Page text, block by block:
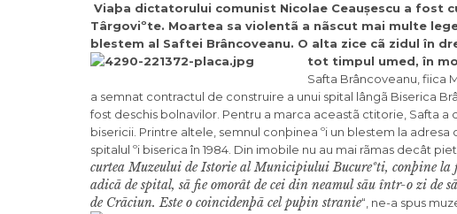
Viaþa dictatorului comunist Nicolae Ceaușescu a fost
Târgoviºte. Moartea sa violentã a nãscut mai multe
blestem al Saftei Brâncoveanu. O alta zice cã zidul în
tot timpul umed, în
Safta Brâncoveanu, fiica
a semnat contractul de construire a unui spital lângã Biserica
fost deschis bolnavilor. Pentru a marca aceastã ctitorie, Safta
bisericii. Printre altele, semnul conþinea ºi un blestem la
spitalul ºi biserica în 1984. Din imobile nu au mai rãmas decât
curtea Muzeului de Istorie al Municipiului Bucureºti, conþine la
adicã de spital, sã fie omorât de cei din neamul sãu într-o zi de
de Crãciun. Este o coincidenþã cel puþin stranie“, ne-a spus